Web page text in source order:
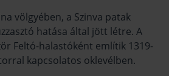
völgyében, a Szinva patak
hatása által jött létre. A
Feltó-halastóként említik 1319-
kapcsolatos oklevélben.